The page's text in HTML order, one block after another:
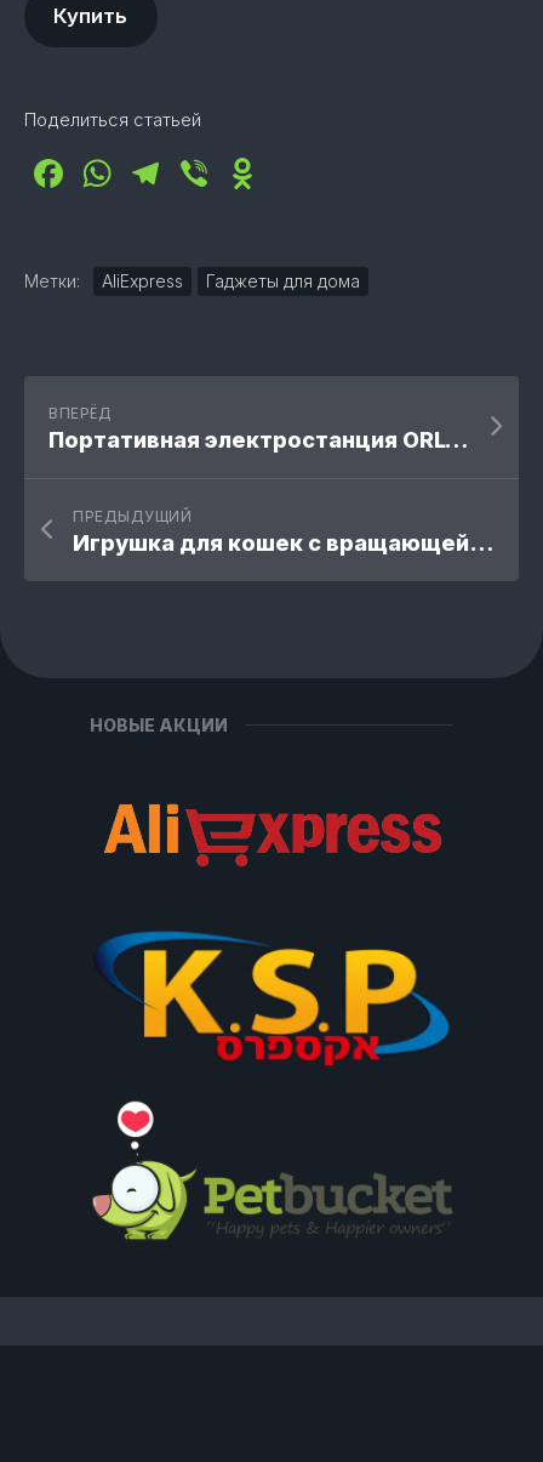
Купить
Поделиться статьей
Facebook
WhatsApp
Telegram
Viber
Метки: AliExpress Гаджеты для дома
ВПЕРЁД
Портативная электростанция ORLY Home
ПРЕДЫДУЩИЙ
Игрушка для кошек с вращающейся подставкой
НОВЫЕ АКЦИИ